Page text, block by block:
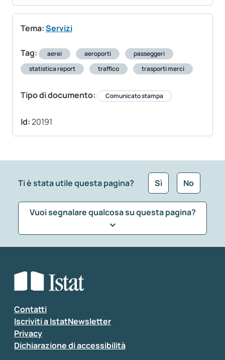
Tema:Servizi
Tag: aerei aeroporti
passeggeri
statistica report
traffico trasporti merci
Tipo di documento: Comunicato stampa
Id:20191
Ti è stata utile questa pagina? Sì No
Vuoi segnalare qualcosa su questa pagina?
Seleziona la tipologia della segnalazione
Inserisci il tuo commento
Contatti
Iscriviti a IstatNewsletter
Privacy
Dichiarazione di accessibilità